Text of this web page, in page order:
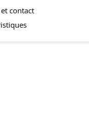
contact